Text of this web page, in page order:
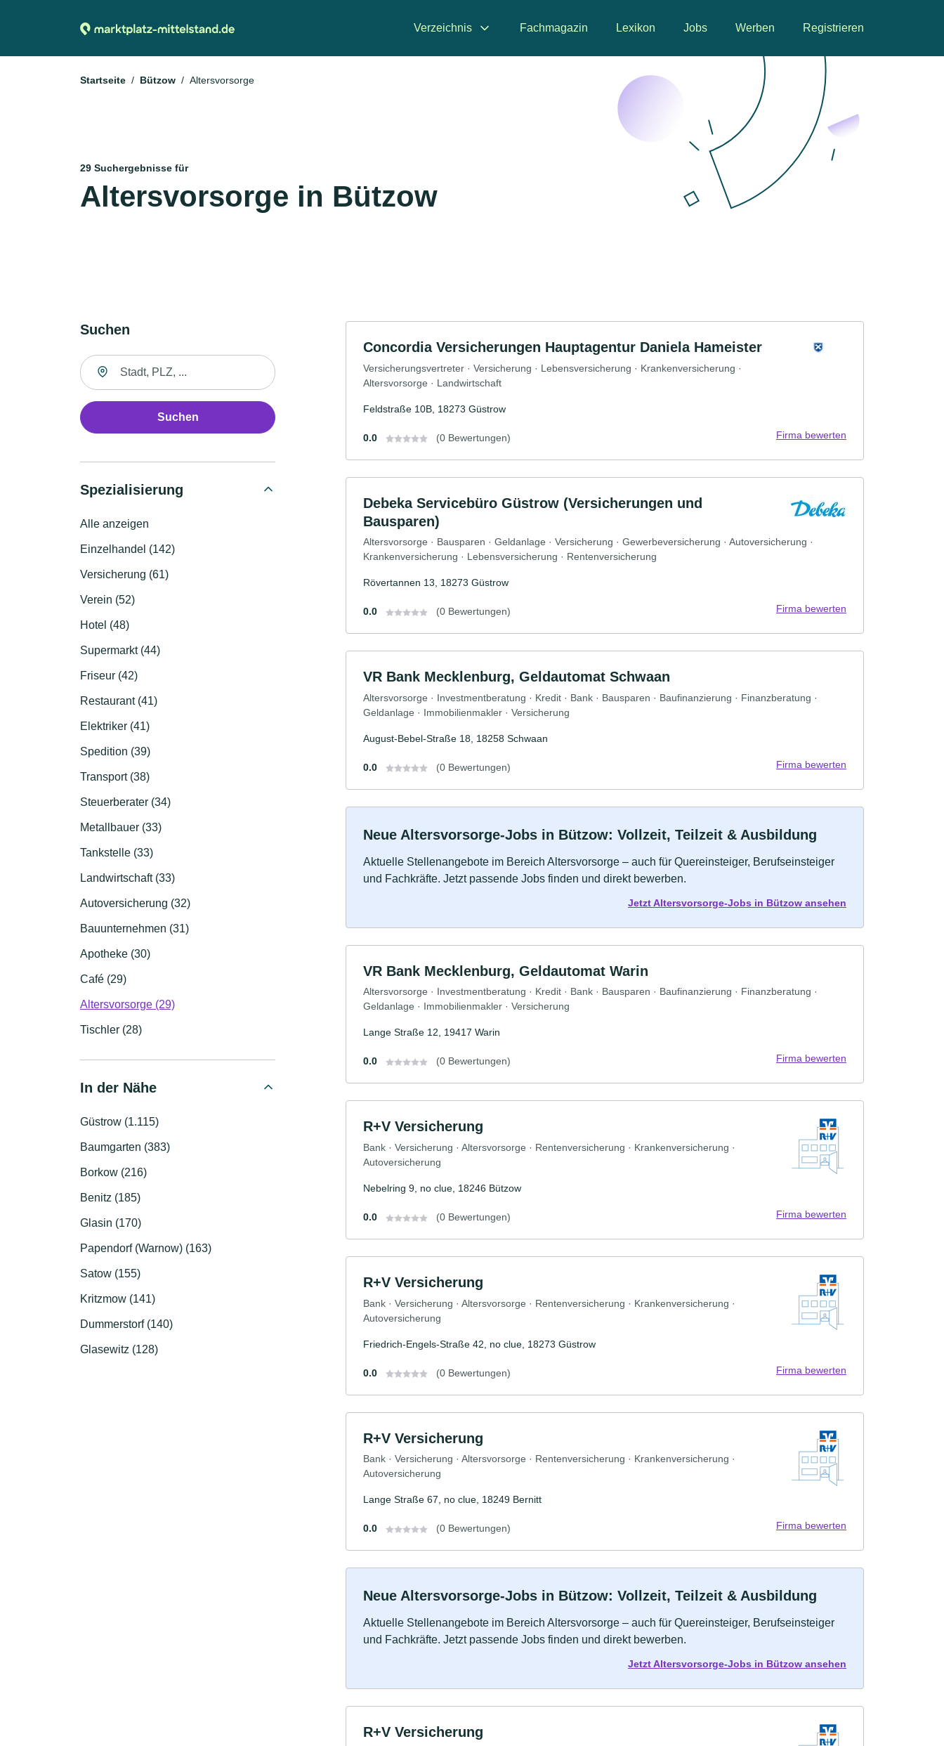
Verzeichnis Fachmagazin Lexikon Jobs Werben Registrieren
Startseite Bützow Altersvorsorge
29 Suchergebnisse für
Altersvorsorge in Bützow
Suchen
Suche nach Ort
Suchen
Spezialisierung
Alle anzeigen
Einzelhandel (142)
Versicherung (61)
Verein (52)
Hotel (48)
Supermarkt (44)
Friseur (42)
Restaurant (41)
Elektriker (41)
Spedition (39)
Transport (38)
Steuerberater (34)
Metallbauer (33)
Tankstelle (33)
Landwirtschaft (33)
Autoversicherung (32)
Bauunternehmen (31)
Apotheke (30)
Café (29)
Altersvorsorge (29)
Tischler (28)
In der Nähe
Güstrow (1.115)
Baumgarten (383)
Borkow (216)
Benitz (185)
Glasin (170)
Papendorf (Warnow) (163)
Satow (155)
Kritzmow (141)
Dummerstorf (140)
Glasewitz (128)
Concordia Versicherungen Hauptagentur Daniela Hameister
Versicherungsvertreter · Versicherung · Lebensversicherung · Krankenversicherung ·
Altersvorsorge · Landwirtschaft
Feldstraße 10B, 18273 Güstrow
0.0 (0 Bewertungen) Firma bewerten
Debeka Servicebüro Güstrow (Versicherungen und
Bausparen)
Altersvorsorge · Bausparen · Geldanlage · Versicherung · Gewerbeversicherung · Autoversicherung ·
Krankenversicherung · Lebensversicherung · Rentenversicherung
Rövertannen 13, 18273 Güstrow
0.0 (0 Bewertungen) Firma bewerten
VR Bank Mecklenburg, Geldautomat Schwaan
Altersvorsorge · Investmentberatung · Kredit · Bank · Bausparen · Baufinanzierung · Finanzberatung ·
Geldanlage · Immobilienmakler · Versicherung
August-Bebel-Straße 18, 18258 Schwaan
0.0 (0 Bewertungen) Firma bewerten
Neue Altersvorsorge-Jobs in Bützow: Vollzeit, Teilzeit & Ausbildung
Aktuelle Stellenangebote im Bereich Altersvorsorge – auch für Quereinsteiger, Berufseinsteiger
und Fachkräfte. Jetzt passende Jobs finden und direkt bewerben.
Jetzt Altersvorsorge-Jobs in Bützow ansehen
VR Bank Mecklenburg, Geldautomat Warin
Altersvorsorge · Investmentberatung · Kredit · Bank · Bausparen · Baufinanzierung · Finanzberatung ·
Geldanlage · Immobilienmakler · Versicherung
Lange Straße 12, 19417 Warin
0.0 (0 Bewertungen) Firma bewerten
R+V Versicherung
Bank · Versicherung · Altersvorsorge · Rentenversicherung · Krankenversicherung ·
Autoversicherung
Nebelring 9, no clue, 18246 Bützow
0.0 (0 Bewertungen) Firma bewerten
R+V Versicherung
Bank · Versicherung · Altersvorsorge · Rentenversicherung · Krankenversicherung ·
Autoversicherung
Friedrich-Engels-Straße 42, no clue, 18273 Güstrow
0.0 (0 Bewertungen) Firma bewerten
R+V Versicherung
Bank · Versicherung · Altersvorsorge · Rentenversicherung · Krankenversicherung ·
Autoversicherung
Lange Straße 67, no clue, 18249 Bernitt
0.0 (0 Bewertungen) Firma bewerten
Neue Altersvorsorge-Jobs in Bützow: Vollzeit, Teilzeit & Ausbildung
Aktuelle Stellenangebote im Bereich Altersvorsorge – auch für Quereinsteiger, Berufseinsteiger
und Fachkräfte. Jetzt passende Jobs finden und direkt bewerben.
Jetzt Altersvorsorge-Jobs in Bützow ansehen
R+V Versicherung